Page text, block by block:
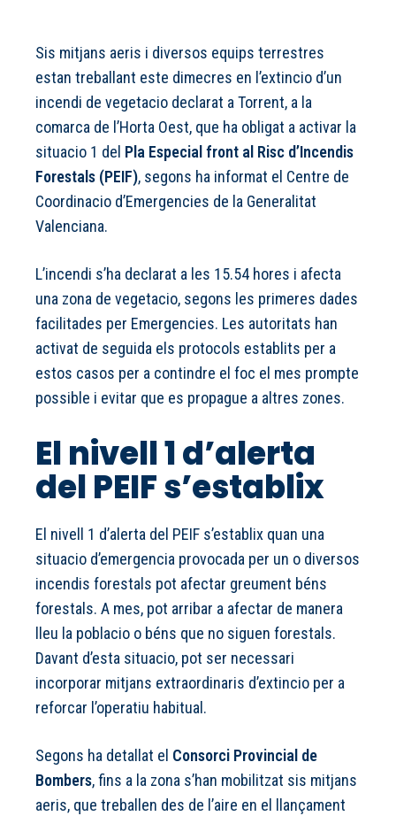
Sis mitjans aeris i diversos equips terrestres
estan treballant este dimecres en l’extincio d’un
incendi de vegetacio declarat a Torrent, a la
comarca de l’Horta Oest, que ha obligat a activar la
situacio 1 del Pla Especial front al Risc d’Incendis
Forestals (PEIF), segons ha informat el Centre de
Coordinacio d’Emergencies de la Generalitat
Valenciana.
L’incendi s’ha declarat a les 15.54 hores i afecta
una zona de vegetacio, segons les primeres dades
facilitades per Emergencies. Les autoritats han
activat de seguida els protocols establits per a
estos casos per a contindre el foc el mes prompte
possible i evitar que es propague a altres zones.
El nivell 1 d’alerta
del PEIF s’establix
El nivell 1 d’alerta del PEIF s’establix quan una
situacio d’emergencia provocada per un o diversos
incendis forestals pot afectar greument béns
forestals. A mes, pot arribar a afectar de manera
lleu la poblacio o béns que no siguen forestals.
Davant d’esta situacio, pot ser necessari
incorporar mitjans extraordinaris d’extincio per a
reforcar l’operatiu habitual.
Segons ha detallat el Consorci Provincial de
Bombers, fins a la zona s’han mobilitzat sis mitjans
aeris, que treballen des de l’aire en el llançament